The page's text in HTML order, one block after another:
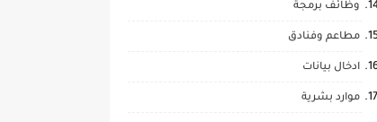
وظائف برمجة
مطاعم وفنادق
ادخال بيانات
موارد بشرية